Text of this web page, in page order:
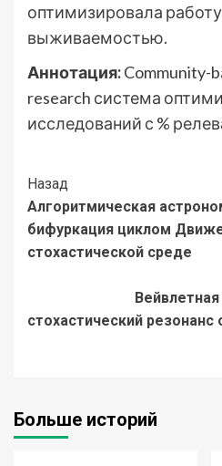
оптимизировала работу
выживаемостью.
Аннотация:Community-
research система
исследований с %
Post
Navigation
Назад
Алгоритмическая
бифуркация циклом
стохастической среде
стохастический
Больше историй